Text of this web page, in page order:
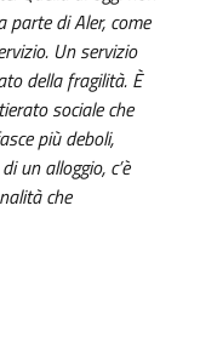
di Aler, come
Un servizio
della fragilità. È
sociale che
più deboli,
un alloggio, c’è
che